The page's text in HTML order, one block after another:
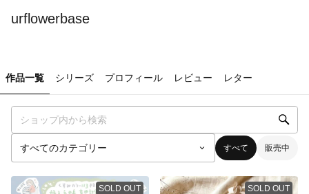
urflowerbase
作品一覧 シリーズ プロフィール レビュー レター
すべて 販売中
SOLD OUT SOLD OUT